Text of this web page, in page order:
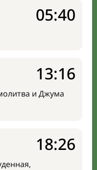
05:40
и Джума
13:16
18:26